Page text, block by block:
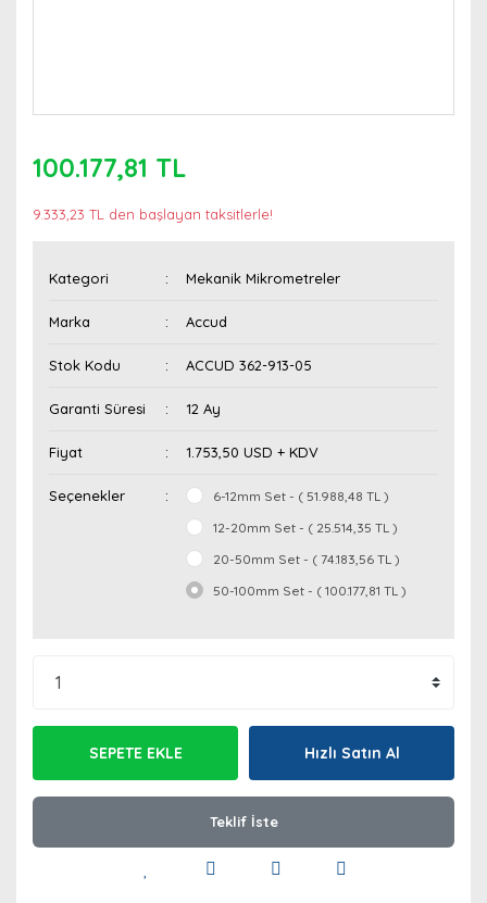
100.177,81 TL
9.333,23 TL den başlayan taksitlerle!
Kategori Mekanik Mikrometreler
Marka Accud
Stok Kodu ACCUD 362-913-05
Garanti Süresi 12 Ay
Fiyat 1.753,50 USD + KDV
Seçenekler
6-12mm Set - ( 51.988,48 TL )
12-20mm Set - ( 25.514,35 TL )
20-50mm Set - ( 74.183,56 TL )
50-100mm Set - ( 100.177,81 TL )
SEPETE EKLE Hızlı Satın Al
Teklif İste